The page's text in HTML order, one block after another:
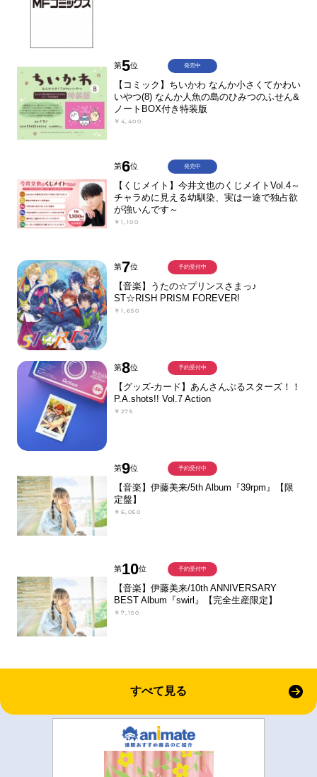
第5位
【コミック】ちいかわ なんか小さくてかわい
いやつ(8) なんか人魚の島のひみつのふせん&
ノートBOX付き特装版
￥4,400
発売中
第6位
【くじメイト】今井文也のくじメイトVol.4～
チャラめに見える幼馴染、実は一途で独占欲
が強いんです～
￥1,100
発売中
第7位
【音楽】うたの☆プリンスさまっ♪
ST☆RISH PRISM FOREVER!
￥1,650
予約受付中
第8位
【グッズ-カード】あんさんぶるスターズ！！
P.A.shots!! Vol.7 Action
￥275
予約受付中
第9位
【音楽】伊藤美来/5th Album『39rpm』【限
定盤】
￥6,050
予約受付中
第10位
【音楽】伊藤美来/10th ANNIVERSARY
BEST Album『swirl』【完全生産限定】
￥7,150
予約受付中
すべて見る